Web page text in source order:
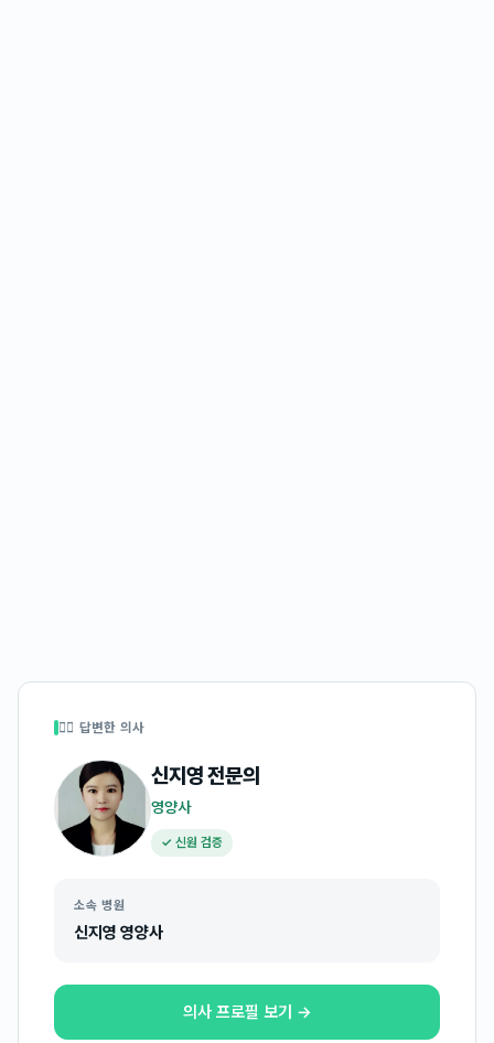
👩‍⚕️ 답변한 의사
신지영전문의
영양사
✓ 신원 검증
소속 병원
신지영 영양사
의사 프로필 보기 →